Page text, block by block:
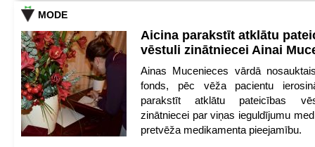
MODE
Aicina parakstīt atklātu
vēstuli zinātniecei Ainai
Ainas Mucenieces vārdā
fonds, pēc vēža pacientu
parakstīt atklātu pateicības
zinātniecei par viņas ieguldījumu
pretvēža medikamenta pieejamību.